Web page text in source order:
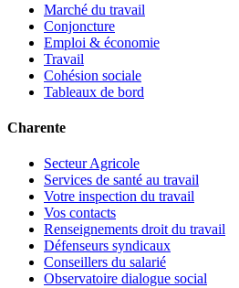
Marché du travail
Conjoncture
Emploi & économie
Travail
Cohésion sociale
Tableaux de bord
Charente
Secteur Agricole
Services de santé au travail
Votre inspection du travail
Vos contacts
Renseignements droit du travail
Défenseurs syndicaux
Conseillers du salarié
Observatoire dialogue social